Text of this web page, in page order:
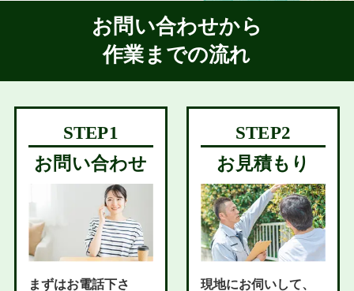
お問い合わせから
作業までの流れ
お問い合わせ
まずはお電話下さ
お見積もり
現地にお伺いして、